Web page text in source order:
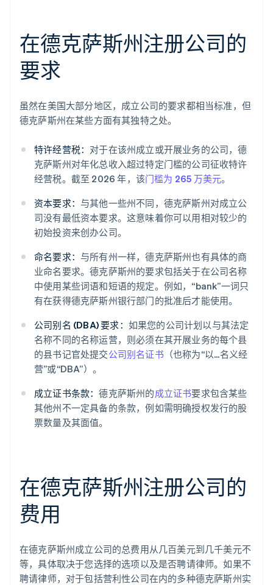
在德克萨斯州注册公司的
要求
虽然在美国大部分地区，成立公司的要求都相当标准，但
德克萨斯州在某些方面有其独特之处。
特许经营税： 对于在该州成立或开展业务的公司，德
克萨斯州对年化总收入超过特定门槛的公司征收特许
经营税。截至 2026 年，该门槛为 265 万美元。
资本要求： 与其他一些州不同，德克萨斯州对成立公
司没有最低资本要求。这意味着你可以用相对较少的
初始投资来创办公司。
命名要求： 与所有州一样，德克萨斯州也有具体的商
业命名要求。德克萨斯州的要求包括关于在公司名称
中使用某些词语和短语的规定。例如，“bank”一词只
有在获得德克萨斯州银行部门的批准后才能使用。
公司别名 (DBA) 要求： 如果您的公司计划以与其法定
名称不同的名称运营，则必须在其开展业务的每个县
的县书记官处提交公司别名证书 （也称为“以...名义经
营”或“DBA”）。
成立证书条款：德克萨斯州的成立证书要求包含某些
其他州不一定具备的条款，例如需明确授权发行的股
票数量及其面值。
在德克萨斯州注册公司的
费用
在德克萨斯州成立公司的总费用从几百美元到几千美元不
等，具体取决于您选择的选项以及是否聘请律师。如果不
聘请律师，对于包括营利性公司在内的多种德克萨斯州实